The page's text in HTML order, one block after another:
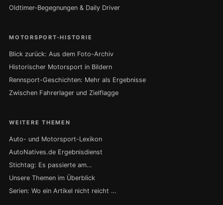
Oldtimer-Begegnungen & Daily Driver
MOTORSPORT-HISTORIE
Blick zurück: Aus dem Foto-Archiv
Historischer Motorsport in Bildern
Rennsport-Geschichten: Mehr als Ergebnisse
Zwischen Fahrerlager und Zielflagge
WEITERE THEMEN
Auto- und Motorsport-Lexikon
AutoNatives.de Ergebnisdienst
Stichtag: Es passierte am…
Unsere Themen im Überblick
Serien: Wo ein Artikel nicht reicht …